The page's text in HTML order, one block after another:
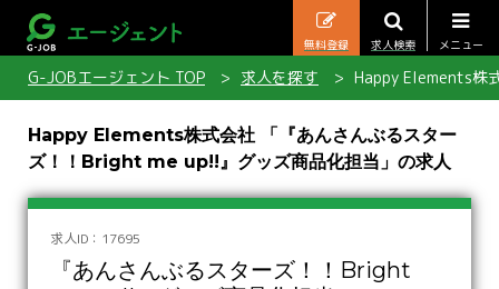
メニュー
求人検索
無料登録
G-JOBエージェント TOP 求人を探す Happy Elements株
Happy Elements株式会社 「『あんさんぶるスター
ズ！！Bright me up!!』グッズ商品化担当」の求人
求人ID：17695
『あんさんぶるスターズ！！Bright